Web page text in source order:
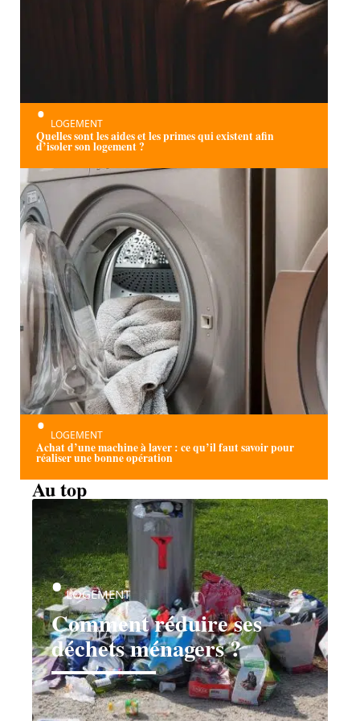
LOGEMENT
Quelles sont les aides et les primes qui existent afin
d’isoler son logement ?
LOGEMENT
Achat d’une machine à laver : ce qu’il faut savoir pour
réaliser une bonne opération
Au top
Comment réduire ses
déchets ménagers ?
LOGEMENT